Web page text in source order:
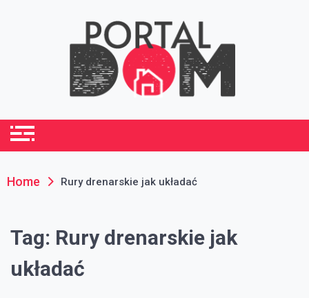
portaldom.com.pl
Home Rury drenarskie jak układać
Tag: Rury drenarskie jak
układać